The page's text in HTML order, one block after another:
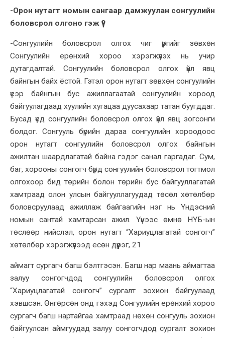
-Орон нутагт номын сангаар дамжуулан сонгуулийн
боловсрол олгоно гэж үү?
-Сонгуулийн боловсрол олгох чиг үүргийг зөвхөн
Сонгуулийн ерөнхий хороо хэрэгжүүлэх нь учир
дутагдалтай. Сонгуулийн боловсрол олгох үйл явц
байнгын байх ёстой. Гэтэл орон нутагт зөвхөн сонгуулийн
үеэр байнгын бус ажиллагаатай сонгуулийн хороод
байгуулагдаад хуулийн хугацаа дуусахаар татан буугддаг.
Бусад үед сонгуулийн боловсрол олгох үйл явц зогсонги
болдог. Сонгууль бүрийн дараа сонгуулийн хороодоос
орон нутагт сонгуулийн боловсрол олгох байнгын
ажилтан шаардлагатай байна гэдэг санал гаргадаг. Сум,
баг, хорооны сонгогч бүрд сонгуулийн боловсрол тогтмол
олгохоор бид төрийн болон төрийн бус байгууллагатай
хамтраад олон улсын байгууллагуудад төсөл хөтөлбөр
боловсруулаад ажиллаж байгаагийн нэг нь Үндэсний
номын сантай хамтарсан ажил. Үүнээс өмнө НҮБ-ын
төслөөр нийслэл, орон нутагт “Хариуцлагатай сонгогч”
хөтөлбөр хэрэгжүүлээд есөн дүүрэг, 21
аймагт сургагч багш бэлтгэсэн. Багш нар маань аймагтаа
залуу сонгогчдод сонгуулийн боловсрол олгох
“Хариуцлагатай сонгогч” сургалт зохион байгуулаад
хэвшсэн. Өнгөрсөн онд гэхэд Сонгуулийн ерөнхий хороо
сургагч багш нартайгаа хамтраад нөхөн сонгууль зохион
байгуулсан аймгуудад залуу сонгогчдод сургалт зохион